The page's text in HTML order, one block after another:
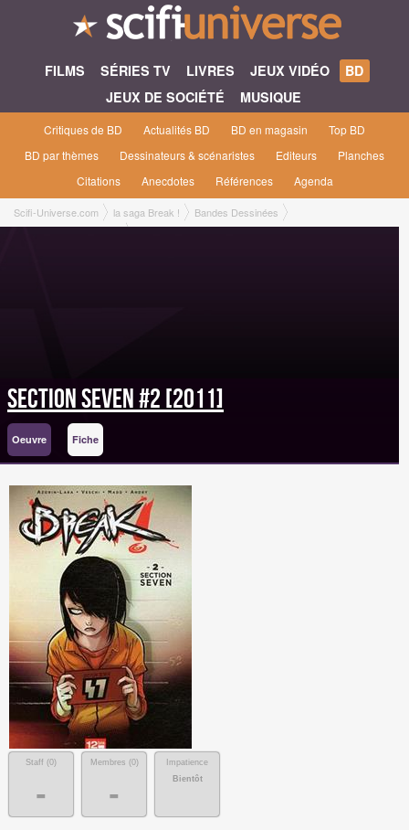
FILMS SÉRIES TV LIVRES JEUX VIDÉO
BD
JEUX DE SOCIÉTÉ
MUSIQUE
Critiques de BD Actualités BD BD en magasin
Top BD
BD par thèmes
Dessinateurs & scénaristes Editeurs
Planches
Citations
Anecdotes Références Agenda
Scifi-Universe.com la saga Break !
Bandes Dessinées
Section Seven #2 [2011]
Section Seven #2 [2011]
Oeuvre Fiche
Staff (0)
-
Membres (0)
-
Impatience
Bientôt